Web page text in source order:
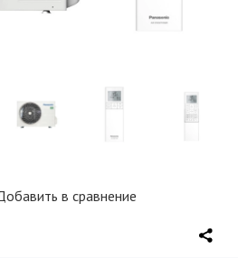
в сравнение